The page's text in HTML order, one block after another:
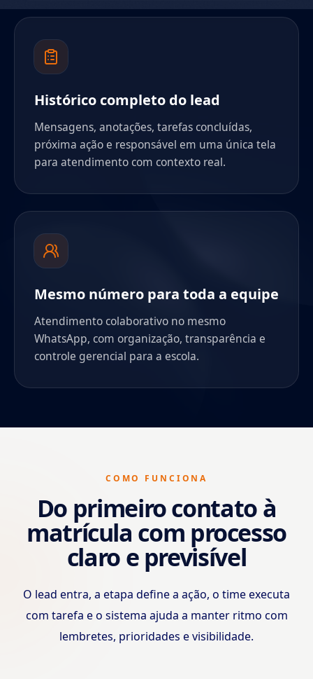
Histórico completo do lead
Mensagens, anotações, tarefas concluídas,
próxima ação e responsável em uma única tela
para atendimento com contexto real.
Mesmo número para toda a equipe
Atendimento colaborativo no mesmo
WhatsApp, com organização, transparência e
controle gerencial para a escola.
COMO FUNCIONA
Do primeiro contato à
matrícula com processo
claro e previsível
O lead entra, a etapa define a ação, o time executa
com tarefa e o sistema ajuda a manter ritmo com
lembretes, prioridades e visibilidade.